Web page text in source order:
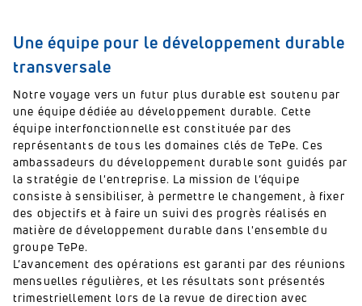
Une équipe pour le développement durable
transversale
Notre voyage vers un futur plus durable est soutenu par
une équipe dédiée au développement durable. Cette
équipe interfonctionnelle est constituée par des
représentants de tous les domaines clés de TePe. Ces
ambassadeurs du développement durable sont guidés par
la stratégie de l'entreprise. La mission de l’équipe
consiste à sensibiliser, à permettre le changement, à fixer
des objectifs et à faire un suivi des progrès réalisés en
matière de développement durable dans l'ensemble du
groupe TePe.
L’avancement des opérations est garanti par des réunions
mensuelles régulières, et les résultats sont présentés
trimestriellement lors de la revue de direction avec